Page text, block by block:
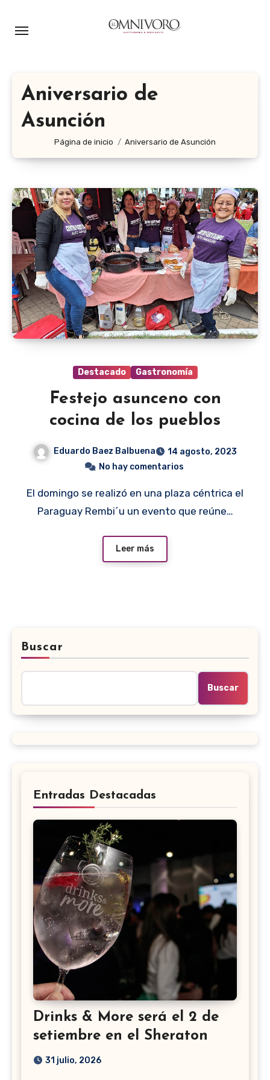
Aniversario de
Asunción
Página de inicio Aniversario de Asunción
Destacado Gastronomía
Festejo asunceno con
cocina de los pueblos
Eduardo Baez Balbuena
14 agosto, 2023
No hay comentarios
El domingo se realizó en una plaza céntrica el
Paraguay Rembi´u un evento que reúne…
Leer más
Buscar
Buscar
Entradas Destacadas
Drinks & More será el 2 de
setiembre en el Sheraton
31 julio, 2026